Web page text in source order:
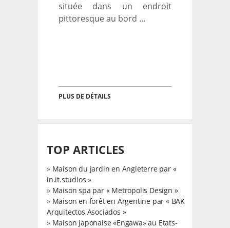
située dans un endroit
pittoresque au bord ...
PLUS DE DÉTAILS
TOP ARTICLES
» Maison du jardin en Angleterre par «
in.it.studios »
» Maison spa par « Metropolis Design »
» Maison en forêt en Argentine par « BAK
Arquitectos Asociados »
» Maison japonaise «Engawa» au Etats-